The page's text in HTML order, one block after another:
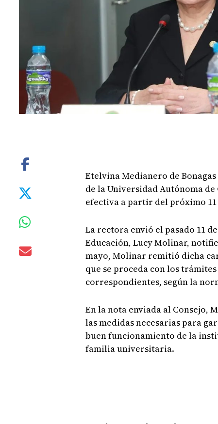
Etelvina Medianero de
de la Universidad Autónoma
efectiva a partir del próximo
La rectora envió el pasado 11
Educación, Lucy Molinar,
mayo, Molinar remitió dicha
que se proceda con los
correspondientes, según la
En la nota enviada al Consejo,
las medidas necesarias para
buen funcionamiento de la
familia universitaria.